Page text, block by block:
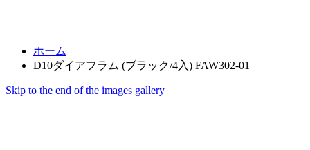
ホーム
D10ダイアフラム (ブラック/4入) FAW302-01
Skip to the end of the images gallery